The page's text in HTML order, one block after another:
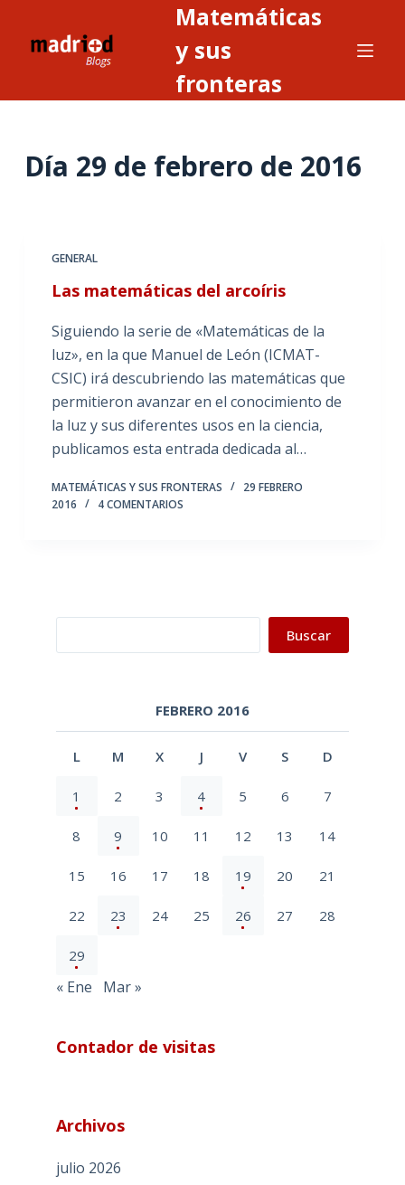
Matemáticas
y sus
fronteras
Día 29 de febrero de 2016
GENERAL
Las matemáticas del arcoíris
Siguiendo la serie de «Matemáticas de la
luz», en la que Manuel de León (ICMAT-
CSIC) irá descubriendo las matemáticas que
permitieron avanzar en el conocimiento de
la luz y sus diferentes usos en la ciencia,
publicamos esta entrada dedicada al…
MATEMÁTICAS Y SUS FRONTERAS
29 FEBRERO
2016
4 COMENTARIOS
Buscar
FEBRERO 2016
L M X J V S D
1 2 3 4 5 6 7
8 9 10 11 12 13 14
15 16 17 18 19 20 21
22 23 24 25 26 27 28
29
« Ene Mar »
Contador de visitas
Archivos
julio 2026